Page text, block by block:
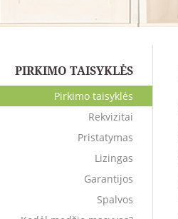
PIRKIMO TAISYKLĖS
Pirkimo taisyklės
Rekvizitai
Pristatymas
Lizingas
Garantijos
Spalvos